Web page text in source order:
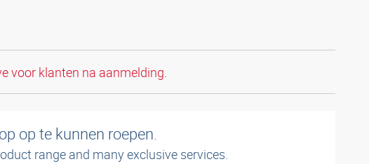
voor klanten na aanmelding.
op te kunnen roepen.
range and many exclusive services.